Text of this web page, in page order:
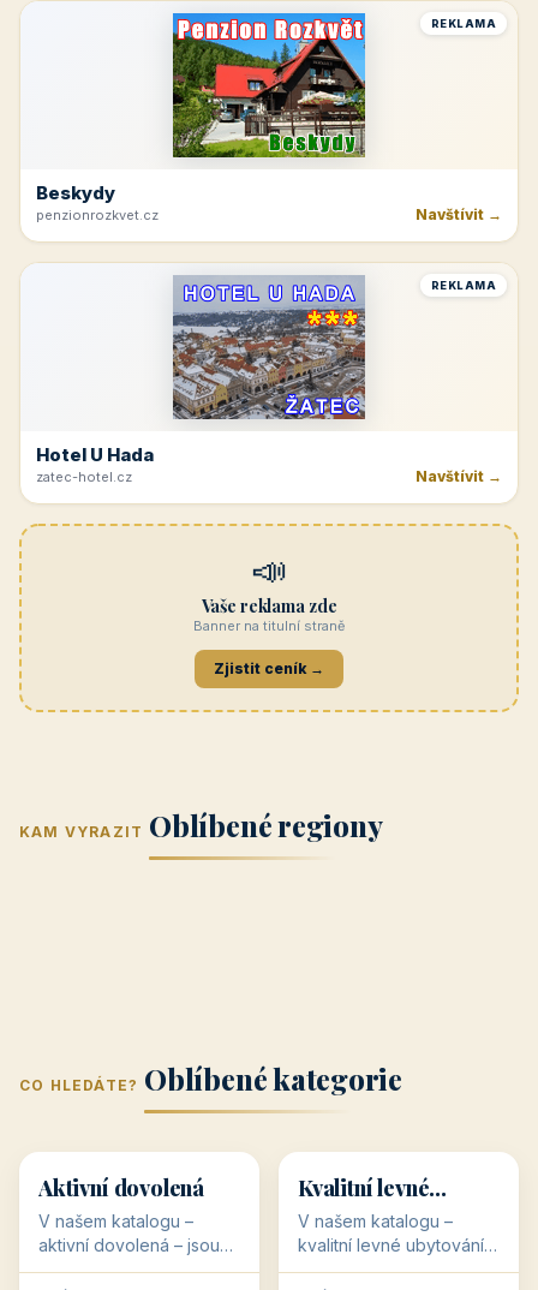
REKLAMA
Beskydy
penzionrozkvet.cz Navštívit →
REKLAMA
Hotel U Hada
zatec-hotel.cz Navštívit →
📣
Vaše reklama zde
Banner na titulní straně
Zjistit ceník →
KAM VYRAZIT Oblíbené regiony
(Jihomoravský
kraj)
kraj)
Zlínský kraj Žilinský
Karlovarský
Střední Čechy
(Středočeský
CO HLEDÁTE? Oblíbené kategorie
🥾 36 objektů
Aktivní dovolená
V našem katalogu –
aktivní dovolená – jsou
pro Vás připraveny
💰
💰
34 objektů
Kvalitní levné
ubytování
V našem katalogu –
kvalitní levné ubytování –
jsou pro Vás připraveny